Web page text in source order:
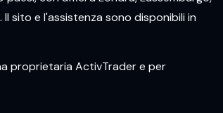
sito e l'assistenza sono disponibili in
proprietaria ActivTrader e per